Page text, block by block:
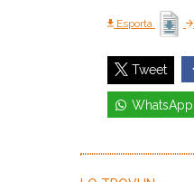
Esporta
Tweet
WhatsApp